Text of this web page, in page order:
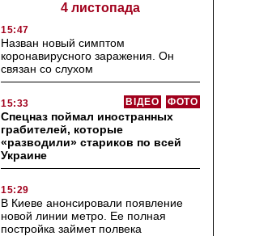
4 листопада
15:47
Назван новый симптом
коронавирусного заражения. Он
связан со слухом
15:33 ФОТО
ВІДЕО
Спецназ поймал иностранных
грабителей, которые
«разводили» стариков по всей
Украине
15:29
В Киеве анонсировали появление
новой линии метро. Ее полная
постройка займет полвека